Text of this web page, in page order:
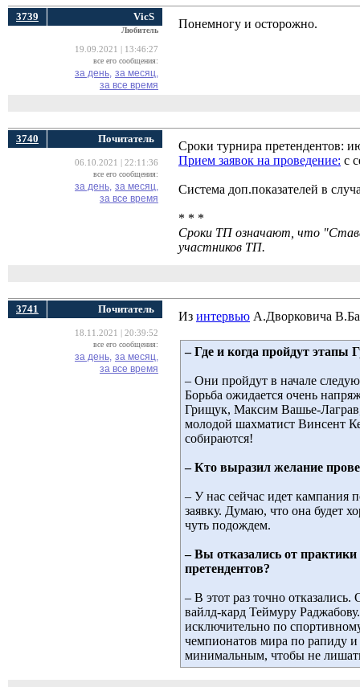
3739 VicS
Любитель
19.09.2021 | 13:46:27
все его сообщения:
за день, за месяц,
за все время
Понемногу и осторожно.
3740 Почитатель
06.10.2021 | 22:11:36
все его сообщения:
за день, за месяц,
за все время
Сроки турнира претендентов:
Прием заявок на проведение: с
Система доп.показателей в
* * *
Сроки ТП означают, что
участников ТП.
3741 Почитатель
18.11.2021 | 20:39:52
все его сообщения:
за день, за месяц,
за все время
Из интервью А.Дворковича
– Где и когда пройдут этапы
– Они пройдут в начале
Борьба ожидается очень
Грищук, Максим Вашье-
молодой шахматист Винсент
собираются!
– Кто выразил желание
– У нас сейчас идет кампания
заявку. Думаю, что она будет
чуть подождем.
– Вы отказались от практики
претендентов?
– В этот раз точно
вайлд-кард Теймуру
исключительно по
чемпионатов мира по рапиду и
минимальным, чтобы не